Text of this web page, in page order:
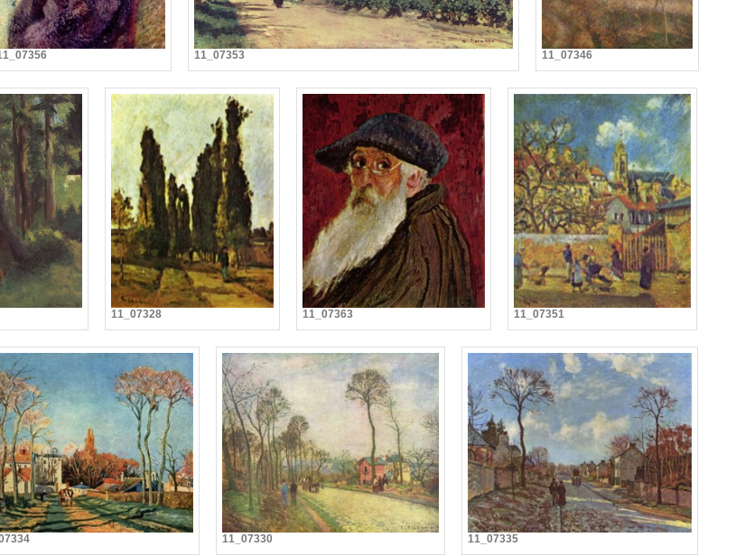
11_07353 11_07346
11_07328 11_07363 11_07351
11_07330 11_07335